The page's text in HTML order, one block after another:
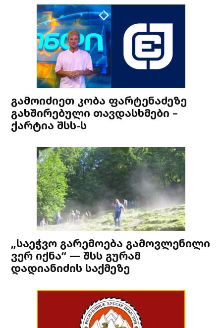
გამოიძიეთ კობა ფარტენაძეზე
გახშირებული თავდასხმები –
ქარტია შსს-ს
„საეჭვო გარემოება გამოვლენილი
ვერ იქნა“ — შსს გურამ
დადიანიძის საქმეზე